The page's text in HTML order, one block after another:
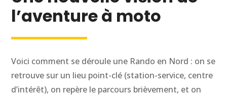
l’aventure à moto
Voici comment se déroule une Rando en Nord : on se
retrouve sur un lieu point-clé (station-service, centre
d’intérêt), on repère le parcours brièvement, et on